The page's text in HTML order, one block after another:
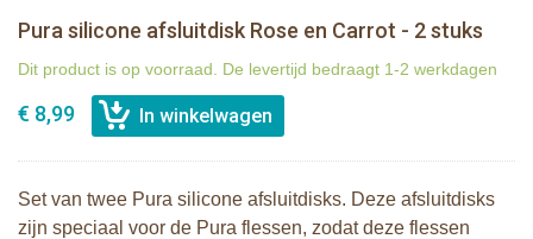
Pura silicone afsluitdisk Rose en Carrot - 2 stuks
Dit product is op voorraad. De levertijd bedraagt 1-2 werkdagen
€ 8,99
Set van twee Pura silicone afsluitdisks. Deze afsluitdisks
zijn speciaal voor de Pura flessen, zodat deze flessen